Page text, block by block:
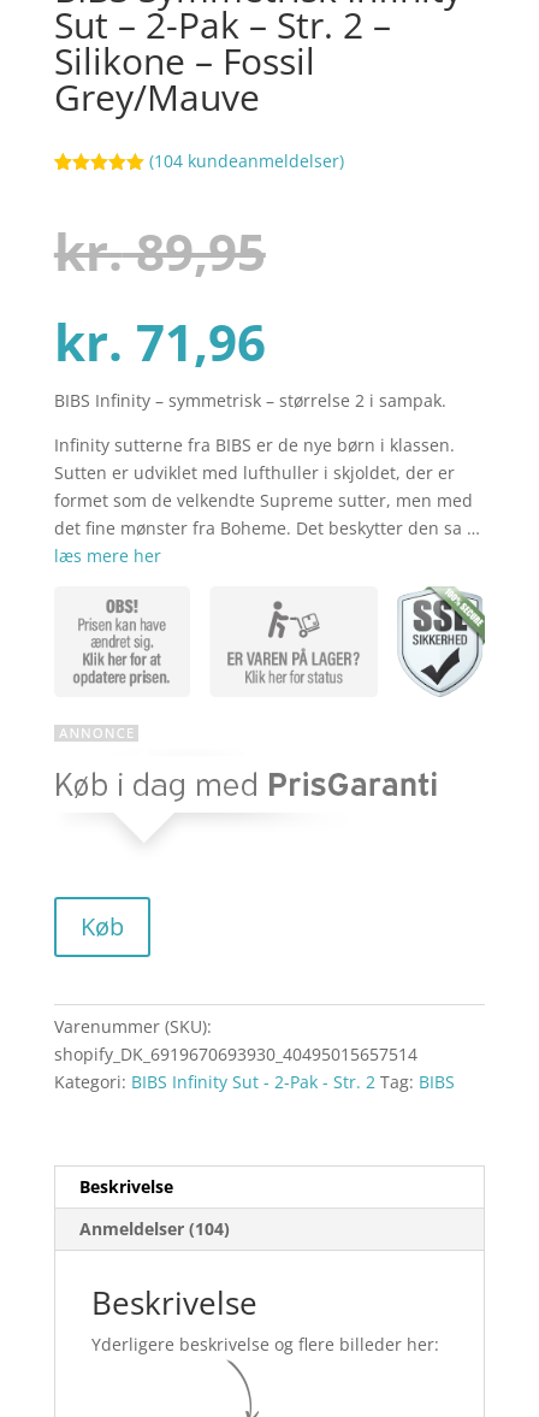
Sut – 2-Pak – Str. 2 –
Silikone – Fossil
Grey/Mauve
baseret på
kundebedøm
melser
(104 kundeanmeldelser)
kr.89,95
pris
var:
kr. 89,95.
kr. 71,96Den
aktuelle
pris
er:
kr. 71,96.
BIBS Infinity – symmetrisk – størrelse 2 i sampak.
Infinity sutterne fra BIBS er de nye børn i klassen.
Sutten er udviklet med lufthuller i skjoldet, der er
formet som de velkendte Supreme sutter, men med
det fine mønster fra Boheme. Det beskytter den sa …
læs mere her
Køb
Varenummer (SKU):
shopify_DK_6919670693930_40495015657514
Kategori: BIBS Infinity Sut - 2-Pak - Str. 2 Tag: BIBS
Beskrivelse
Anmeldelser (104)
Beskrivelse
Yderligere beskrivelse og flere billeder her: